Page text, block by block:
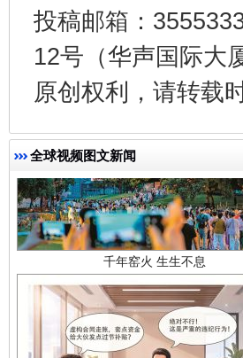
投稿邮箱：
12号（华声国际大
原创权利，请转载
全球视频图文新闻千年窑火 生生不息